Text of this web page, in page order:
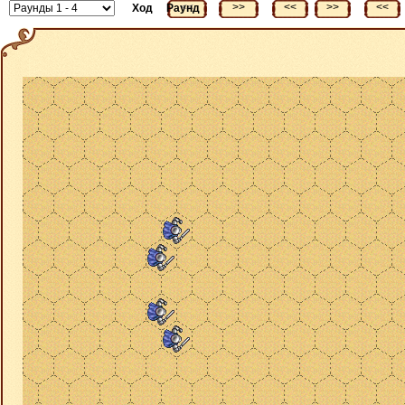
<< >> <<
Ход >> <<
Раунд